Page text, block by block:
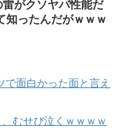
雷がクソヤバ性能だ
知ったんだがｗｗｗ
で面白かった面と言え
むせび泣くｗｗｗｗ